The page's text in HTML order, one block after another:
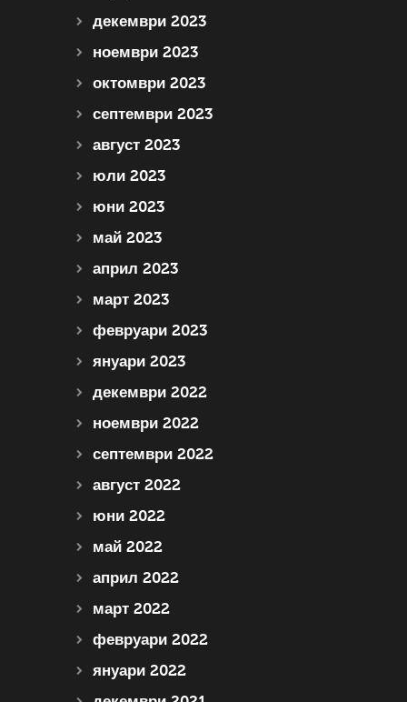
декември 2023
ноември 2023
октомври 2023
септември 2023
август 2023
юли 2023
юни 2023
май 2023
април 2023
март 2023
февруари 2023
януари 2023
декември 2022
ноември 2022
септември 2022
август 2022
юни 2022
май 2022
април 2022
март 2022
февруари 2022
януари 2022